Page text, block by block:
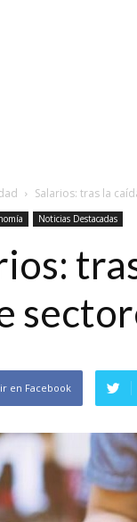
Salarios: tras la
Noticias Destacadas
en Facebook